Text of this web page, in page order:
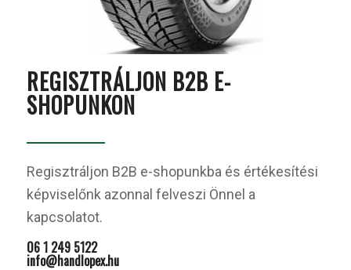
REGISZTRÁLJON B2B E-
SHOPUNKON
Regisztráljon B2B e-shopunkba és értékesítési
képviselőnk azonnal felveszi Önnel a
kapcsolatot.
06 1 249 5122
info@handlopex.hu